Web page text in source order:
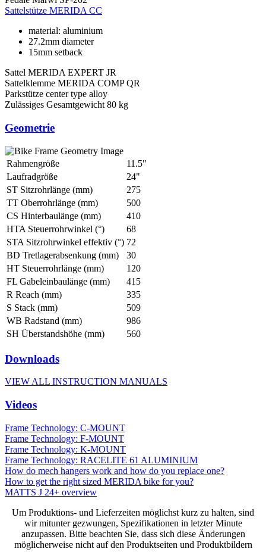
Sattelstütze MERIDA CC
material: aluminium
27.2mm diameter
15mm setback
Sattel MERIDA EXPERT JR
Sattelklemme MERIDA COMP QR
Parkstütze center type alloy
Zulässiges Gesamtgewicht 80 kg
Geometrie
Rahmengröße
11.5"
Laufradgröße
24"
ST Sitzrohrlänge (mm)
275
TT Oberrohrlänge (mm)
500
CS Hinterbaulänge (mm)
410
HTA Steuerrohrwinkel (°)
68
STA Sitzrohrwinkel effektiv (°) 72
BD Tretlagerabsenkung (mm)
30
HT Steuerrohrlänge (mm)
120
FL Gabeleinbaulänge (mm)
415
R Reach (mm)
335
S Stack (mm)
509
WB Radstand (mm)
986
SH Überstandshöhe (mm)
560
Downloads
VIEW ALL INSTRUCTION MANUALS
Videos
Frame Technology: C-MOUNT
Frame Technology: F-MOUNT
Frame Technology: K-MOUNT
Frame Technology: RACELITE 61 ALUMINIUM
How do mech hangers work and how do you replace one?
How to get the right sized MERIDA bike for you?
MATTS J 24+ overview
Um Produktions- und Lieferzeiten möglichst kurz zu halten, sind
wir mitunter gezwungen, Spezifikationen in letzter Minute
anzupassen. Bitte beachten Sie, dass sich diese Änderungen
möglicherweise nicht auf den Produktseiten und Produktbildern